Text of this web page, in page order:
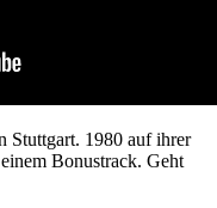
Stuttgart. 1980 auf ihrer
Bonustrack. Geht